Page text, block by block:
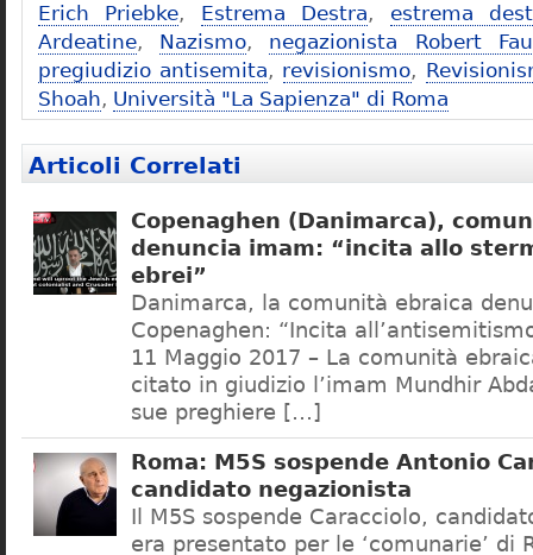
Erich Priebke, Estrema Destra, estrema
Ardeatine, Nazismo, negazionista Robert
pregiudizio antisemita, revisionismo,
Shoah, Università "La Sapienza" di Roma
Articoli Correlati
Copenaghen (Danimarca),
denuncia imam: “incita allo
ebrei”
Danimarca, la comunità ebraica
Copenaghen: “Incita
11 Maggio 2017 – La comunità
citato in giudizio l’imam Mundhir
sue preghiere […]
Roma: M5S sospende Antonio
candidato negazionista
Il M5S sospende Caracciolo,
era presentato per le ‘comunarie’ di